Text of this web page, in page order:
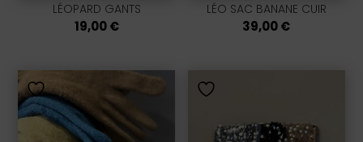
LÉOPARD GANTS
19,00€
LÉO SAC BANANE CUIR
39,00€